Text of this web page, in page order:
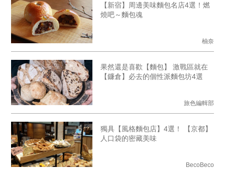
【新宿】周邊美味麵包名店4選！燃
燒吧～麵包魂
柚奈
果然還是喜歡【麵包】 激戰區就在
【鐮倉】必去的個性派麵包坊4選
旅色編輯部
獨具【風格麵包店】4選！ 【京都】
人口袋的密藏美味
BecoBeco